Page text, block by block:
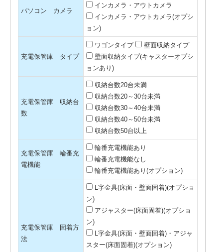
パソコン カメラ
インカメラ・アウトカメラ
インカメラ・アウトカメラ(オプシ
ョン)
充電保管庫 タイプ
ワゴンタイプ
壁面収納タイプ
壁面収納タイプ(キャスターオプシ
ョンあり)
充電保管庫 収納台
数
収納台数20台未満
収納台数20～30台未満
収納台数30～40台未満
収納台数40～50台未満
収納台数50台以上
充電保管庫 輪番充
電機能
輪番充電機能あり
輪番充電機能なし
輪番充電機能あり(オプション)
充電保管庫 固着方
法
L字金具(床面・壁面固着)(オプショ
ン)
アジャスター(床面固着)(オプショ
ン)
L字金具(床面・壁面固着)・アジャ
スター(床面固着)(オプション)